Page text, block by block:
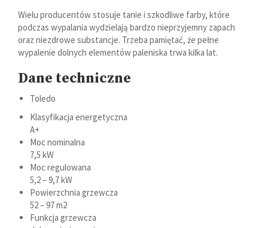
Wielu producentów stosuje tanie i szkodliwe farby, które
podczas wypalania wydzielają bardzo nieprzyjemny zapach
oraz niezdrowe substancje. Trzeba pamiętać, że pełne
wypalenie dolnych elementów paleniska trwa kilka lat.
Dane techniczne
Toledo
Klasyfikacja energetyczna
A+
Moc nominalna
7,5 kW
Moc regulowana
5,2 – 9,7 kW
Powierzchnia grzewcza
52 – 97 m2
Funkcja grzewcza